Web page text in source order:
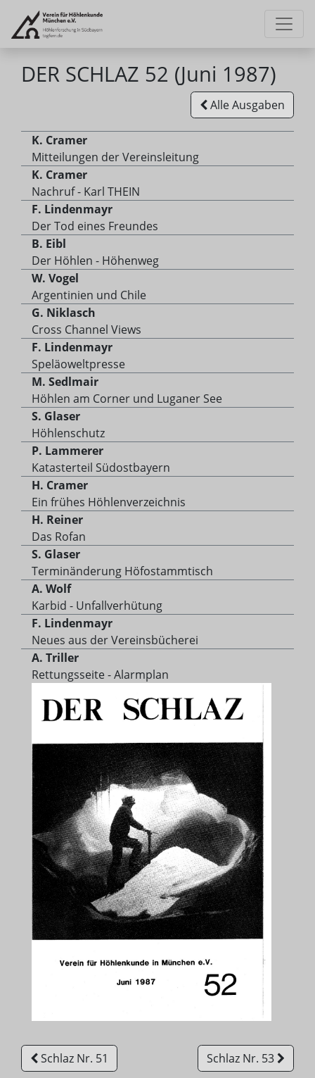
DER SCHLAZ 52 (Juni 1987)
Alle Ausgaben
K. Cramer
Mitteilungen der Vereinsleitung
K. Cramer
Nachruf - Karl THEIN
F. Lindenmayr
Der Tod eines Freundes
B. Eibl
Der Höhlen - Höhenweg
W. Vogel
Argentinien und Chile
G. Niklasch
Cross Channel Views
F. Lindenmayr
Speläoweltpresse
M. Sedlmair
Höhlen am Corner und Luganer See
S. Glaser
Höhlenschutz
P. Lammerer
Katasterteil Südostbayern
H. Cramer
Ein frühes Höhlenverzeichnis
H. Reiner
Das Rofan
S. Glaser
Terminänderung Höfostammtisch
A. Wolf
Karbid - Unfallverhütung
F. Lindenmayr
Neues aus der Vereinsbücherei
A. Triller
Rettungsseite - Alarmplan
Schlaz Nr. 51 Schlaz Nr. 53